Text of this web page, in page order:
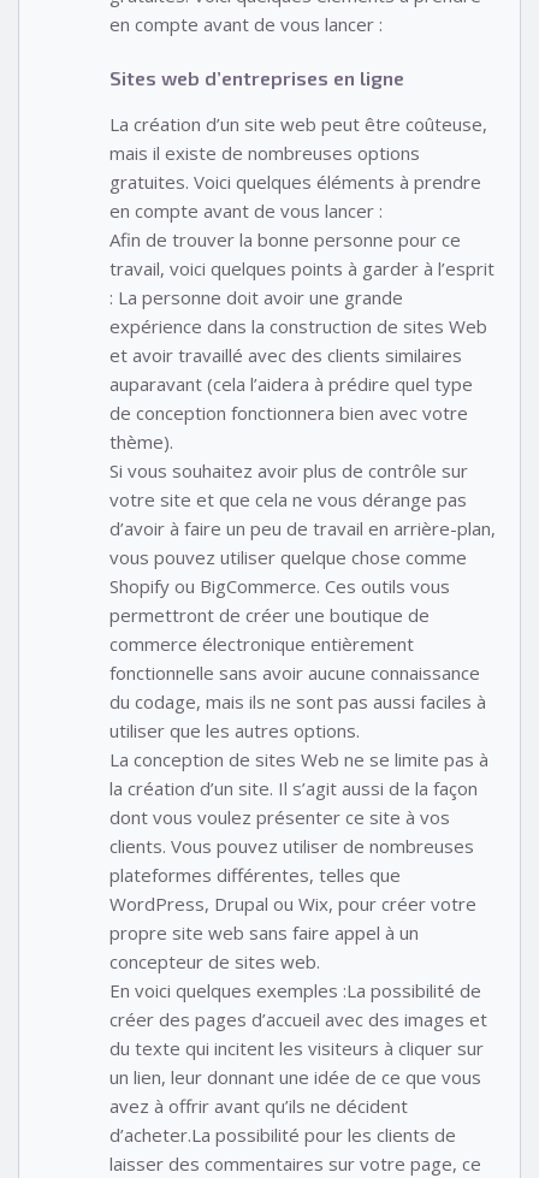
en compte avant de vous lancer :
Sites web d’entreprises en ligne
La création d’un site web peut être coûteuse,
mais il existe de nombreuses options
gratuites. Voici quelques éléments à prendre
en compte avant de vous lancer :
Afin de trouver la bonne personne pour ce
travail, voici quelques points à garder à l’esprit
: La personne doit avoir une grande
expérience dans la construction de sites Web
et avoir travaillé avec des clients similaires
auparavant (cela l’aidera à prédire quel type
de conception fonctionnera bien avec votre
thème).
Si vous souhaitez avoir plus de contrôle sur
votre site et que cela ne vous dérange pas
d’avoir à faire un peu de travail en arrière-plan,
vous pouvez utiliser quelque chose comme
Shopify ou BigCommerce. Ces outils vous
permettront de créer une boutique de
commerce électronique entièrement
fonctionnelle sans avoir aucune connaissance
du codage, mais ils ne sont pas aussi faciles à
utiliser que les autres options.
La conception de sites Web ne se limite pas à
la création d’un site. Il s’agit aussi de la façon
dont vous voulez présenter ce site à vos
clients. Vous pouvez utiliser de nombreuses
plateformes différentes, telles que
WordPress, Drupal ou Wix, pour créer votre
propre site web sans faire appel à un
concepteur de sites web.
En voici quelques exemples :La possibilité de
créer des pages d’accueil avec des images et
du texte qui incitent les visiteurs à cliquer sur
un lien, leur donnant une idée de ce que vous
avez à offrir avant qu’ils ne décident
d’acheter.La possibilité pour les clients de
laisser des commentaires sur votre page, ce